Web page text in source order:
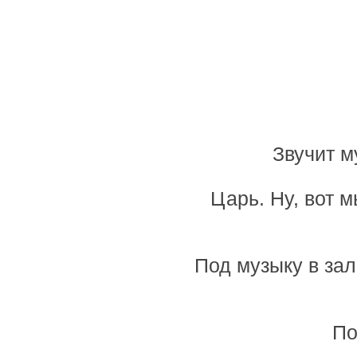
Звучит
Царь. Ну, вот
Под музыку в